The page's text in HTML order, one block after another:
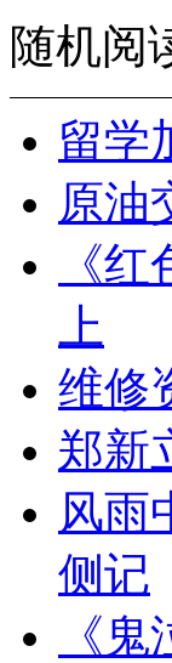
随机阅
留学
原油
《
上
维修
郑新
风雨
侧记
《